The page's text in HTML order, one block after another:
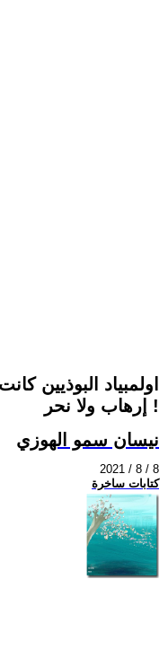
اولمبياد البوذيين
إرهاب ولا نحر !
نيسان سمو الهوزي
2021 / 8 / 8
كتابات ساخرة